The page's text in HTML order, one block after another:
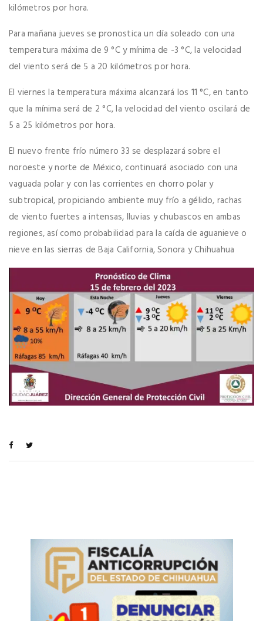
kilómetros por hora.
Para mañana jueves se pronostica un día soleado con una
temperatura máxima de 9 °C y mínima de -3 °C, la velocidad
del viento será de 5 a 20 kilómetros por hora.
El viernes la temperatura máxima alcanzará los 11 °C, en tanto
que la mínima será de 2 °C, la velocidad del viento oscilará de
5 a 25 kilómetros por hora.
El nuevo frente frío número 33 se desplazará sobre el
noroeste y norte de México, continuará asociado con una
vaguada polar y con las corrientes en chorro polar y
subtropical, propiciando ambiente muy frío a gélido, rachas
de viento fuertes a intensas, lluvias y chubascos en ambas
regiones, así como probabilidad para la caída de aguanieve o
nieve en las sierras de Baja California, Sonora y Chihuahua